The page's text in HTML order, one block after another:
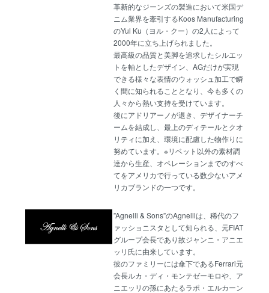
革新的なジーンズの製造において米国デ
ニム業界を牽引するKoos Manufacturing
のYul Ku（ヨル・クー）の2人によって
2000年に立ち上げられました。
最高級の品質と美脚を追求したシルエッ
トを軸としたデザイン、AGだけが実現
できる様々な表情のウォッシュ加工で瞬
く間に知られることとなり、今も多くの
人々から熱い支持を受けています。
後にアドリアーノが退き、デザイナーチ
ームを結成し、最上のディテールとクオ
リティに加え、環境に配慮した物作りに
努めています。※リベット以外の素材調
達から生産、オペレーションまでのすべ
てをアメリカで行っている数少ないアメ
リカブランドの一つです。
”Agnelli & Sons”のAgnelliは、稀代のフ
ァッショニスタとして知られる、元FIAT
グループ会長であり故ジャンニ・アニエ
ッリ氏に由来しています。
彼のファミリーには傘下であるFerrari元
会長ルカ・ディ・モンテゼーモロや、ア
ニエッリの孫にあたるラポ・エルカーン